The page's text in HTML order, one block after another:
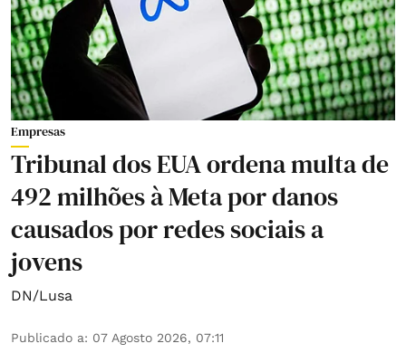
Empresas
Tribunal dos EUA ordena multa de
492 milhões à Meta por danos
causados por redes sociais a
jovens
DN/Lusa
Publicado a: 07 Agosto 2026, 07:11